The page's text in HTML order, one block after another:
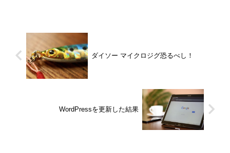
ダイソー マイクロジグ恐るべし！
WordPressを更新した結果